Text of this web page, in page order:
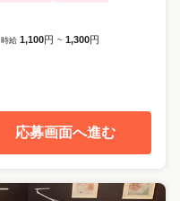
時給 1,100円 ~ 1,300円
応募画面へ進む